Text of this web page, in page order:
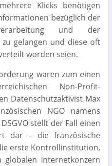
Klicks benötigen
bezüglich der
und der
gelangen und diese oft
worden seien.
waren zum einen
Non-Profit-
Datenschutzaktivist Max
NGO namens
stellt der Fall einen
dar – die französische
erste Kontrollinstitution,
Internetkonzern